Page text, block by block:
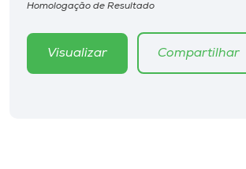
o idioma
Homologação de Resultado
Visualizar Compartilhar